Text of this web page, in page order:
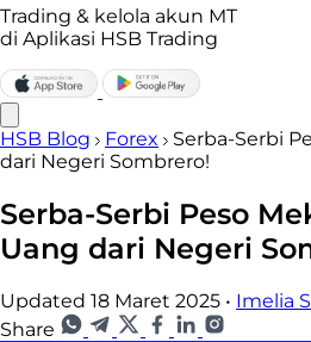
Trading & kelola akun MT
di Aplikasi HSB Trading
HSB Blog Forex
Serba-Serbi
dari Negeri Sombrero!
Serba-Serbi Peso
Uang dari Negeri
Updated 18 Maret 2025 • Imelia
Share